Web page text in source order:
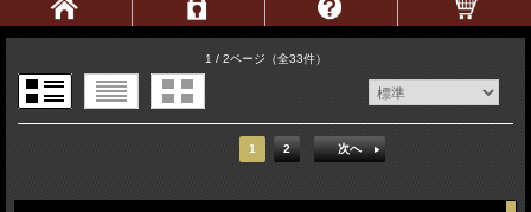
1 / 2ページ（全33件）
1 2 次へ